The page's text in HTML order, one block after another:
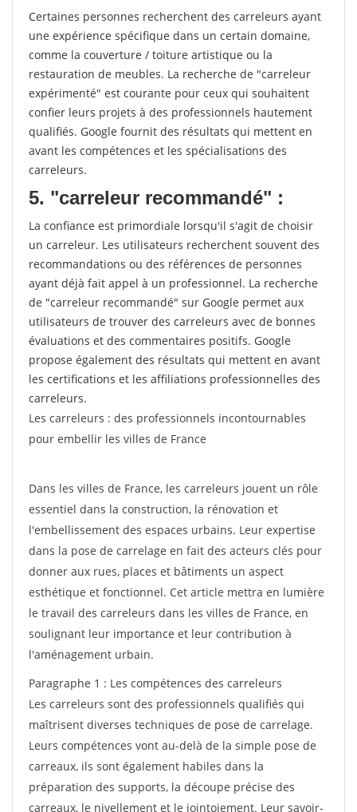
Certaines personnes recherchent des carreleurs ayant
une expérience spécifique dans un certain domaine,
comme la couverture / toiture artistique ou la
restauration de meubles. La recherche de "carreleur
expérimenté" est courante pour ceux qui souhaitent
confier leurs projets à des professionnels hautement
qualifiés. Google fournit des résultats qui mettent en
avant les compétences et les spécialisations des
carreleurs.
5. "carreleur recommandé" :
La confiance est primordiale lorsqu'il s'agit de choisir
un carreleur. Les utilisateurs recherchent souvent des
recommandations ou des références de personnes
ayant déjà fait appel à un professionnel. La recherche
de "carreleur recommandé" sur Google permet aux
utilisateurs de trouver des carreleurs avec de bonnes
évaluations et des commentaires positifs. Google
propose également des résultats qui mettent en avant
les certifications et les affiliations professionnelles des
carreleurs.
Les carreleurs : des professionnels incontournables
pour embellir les villes de France
Dans les villes de France, les carreleurs jouent un rôle
essentiel dans la construction, la rénovation et
l'embellissement des espaces urbains. Leur expertise
dans la pose de carrelage en fait des acteurs clés pour
donner aux rues, places et bâtiments un aspect
esthétique et fonctionnel. Cet article mettra en lumière
le travail des carreleurs dans les villes de France, en
soulignant leur importance et leur contribution à
l'aménagement urbain.
Paragraphe 1 : Les compétences des carreleurs
Les carreleurs sont des professionnels qualifiés qui
maîtrisent diverses techniques de pose de carrelage.
Leurs compétences vont au-delà de la simple pose de
carreaux, ils sont également habiles dans la
préparation des supports, la découpe précise des
carreaux, le nivellement et le jointoiement. Leur savoir-